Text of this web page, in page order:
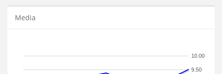
Media
9.50
10.00